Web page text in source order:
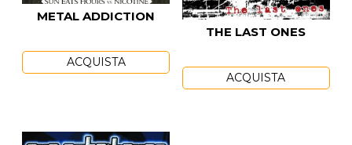
METAL ADDICTION
ACQUISTA
THE LAST ONES
ACQUISTA